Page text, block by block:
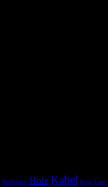
Heißkleber HolzKabel Kreis Laser